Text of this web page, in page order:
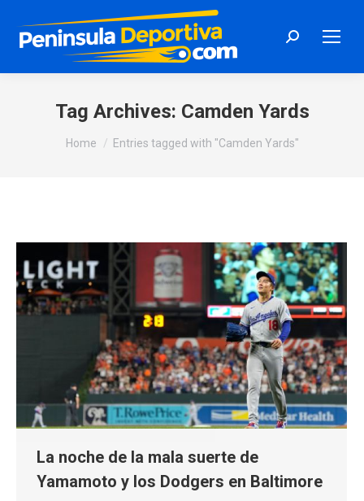
Search:
Tag Archives: Camden Yards
You are here:
Home Entries tagged with "Camden Yards"
La noche de la mala suerte de
Yamamoto y los Dodgers en Baltimore